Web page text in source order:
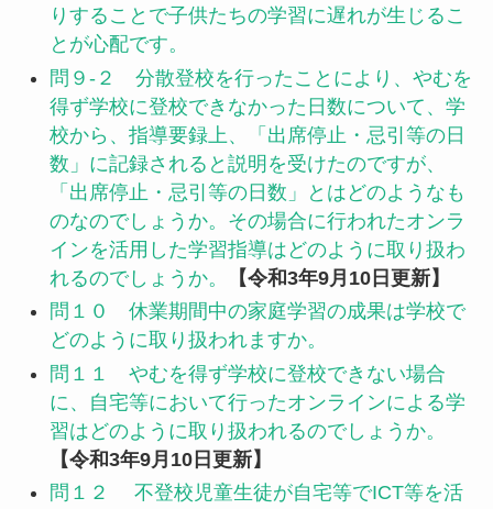
りすることで子供たちの学習に遅れが生じるこ
とが心配です。
問９-２ 分散登校を行ったことにより、やむを
得ず学校に登校できなかった日数について、学
校から、指導要録上、「出席停止・忌引等の日
数」に記録されると説明を受けたのですが、
「出席停止・忌引等の日数」とはどのようなも
のなのでしょうか。その場合に行われたオンラ
インを活用した学習指導はどのように取り扱わ
れるのでしょうか。
【令和3年9月10日更新】
問１０ 休業期間中の家庭学習の成果は学校で
どのように取り扱われますか。
問１１ やむを得ず学校に登校できない場合
に、自宅等において行ったオンラインによる学
習はどのように取り扱われるのでしょうか。
【令和3年9月10日更新】
問１２ 不登校児童生徒が自宅等でICT等を活